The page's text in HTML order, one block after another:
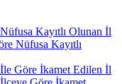
Kayıtlı Olunan İl
Nüfusa Kayıtlı
Göre İkamet Edilen İl